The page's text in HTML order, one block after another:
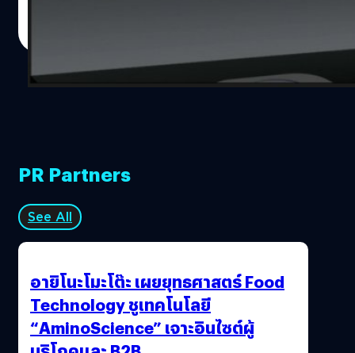
PR Partners
See All
อายิโนะโมะโต๊ะ เผยยุทธศาสตร์ Food
Technology ชูเทคโนโลยี
“AminoScience” เจาะอินไซต์ผู้